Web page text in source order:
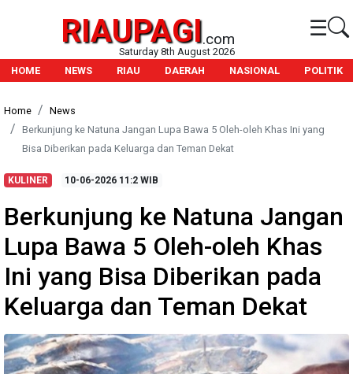
RIAUPAGI.com ☰
Saturday 8th August 2026
HOME
NEWS RIAU DAERAH NASIONAL POLITIK
Home
News
Berkunjung ke Natuna Jangan Lupa Bawa 5 Oleh-oleh Khas Ini yang
Bisa Diberikan pada Keluarga dan Teman Dekat
KULINER 10-06-2026 11:2 WIB
Berkunjung ke Natuna Jangan
Lupa Bawa 5 Oleh-oleh Khas
Ini yang Bisa Diberikan pada
Keluarga dan Teman Dekat